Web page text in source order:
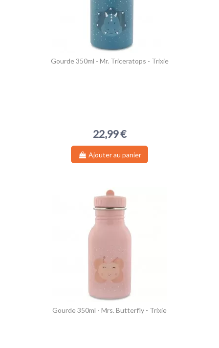
Gourde 350ml - Mr. Triceratops - Trixie
22,99 €
Ajouter au panier
Gourde 350ml - Mrs. Butterfly - Trixie